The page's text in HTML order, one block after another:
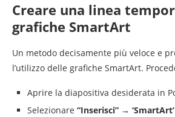
Creare una linea
grafiche SmartArt
Un metodo decisamente più veloce e
l’utilizzo delle grafiche SmartArt.
Aprire la diapositiva desiderata in
Selezionare “Inserisci” →